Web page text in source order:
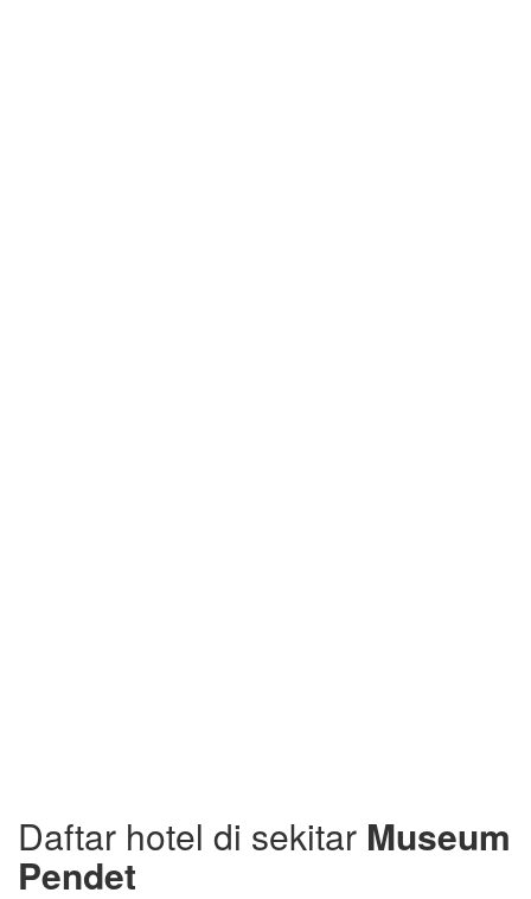
Daftar hotel di sekitar Museum
Pendet